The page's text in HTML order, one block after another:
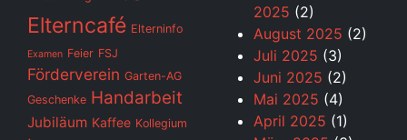
Elterncafé Elterninfo
Examen Feier FSJ
Förderverein Garten-AG
Geschenke Handarbeit
Jubiläum Kaffee Kollegium
2025 (2)
August 2025 (2)
Juli 2025 (3)
Juni 2025 (2)
Mai 2025 (4)
April 2025 (1)